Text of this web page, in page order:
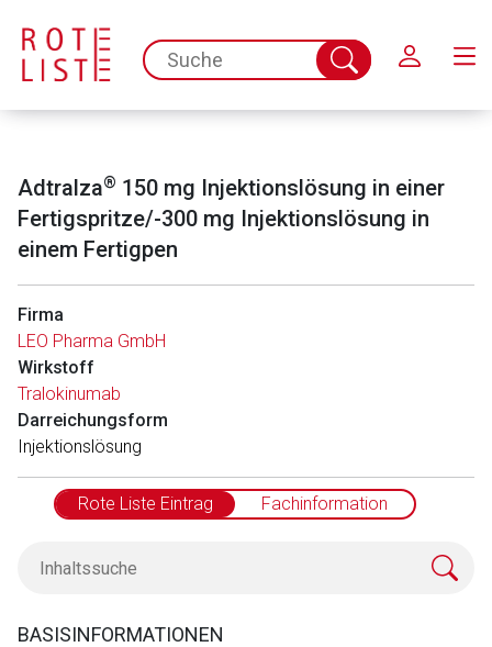
spc.search.input.placeholder
Suche
abschicken
Adtralza® 150 mg Injektionslösung in einer
Fertigspritze/-300 mg Injektionslösung in
einem Fertigpen
Firma
LEO Pharma GmbH
Wirkstoff
Tralokinumab
Darreichungsform
Injektionslösung
Rote Liste Eintrag Fachinformation
BASISINFORMATIONEN